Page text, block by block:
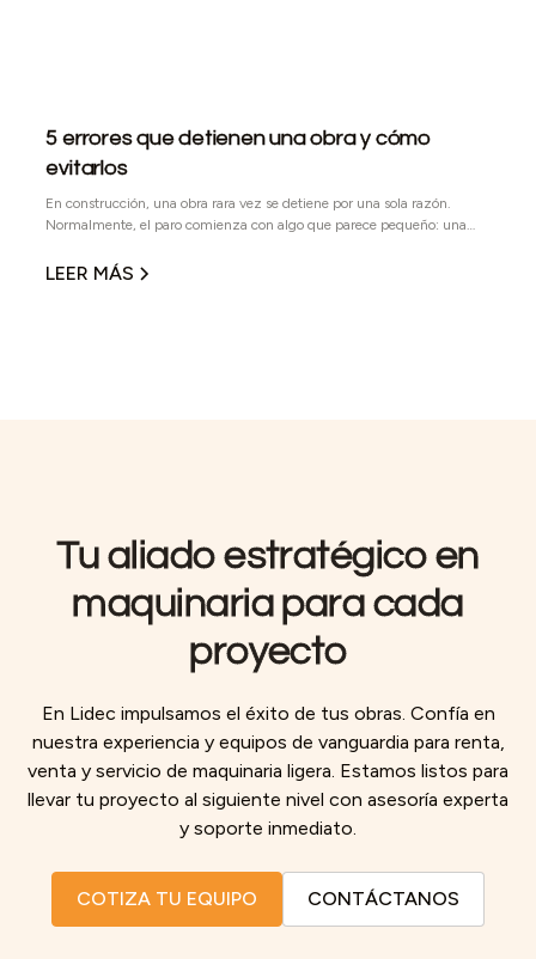
5 errores que detienen una obra y cómo
evitarlos
En construcción, una obra rara vez se detiene por una sola razón.
Normalmente, el paro comienza con algo que parece pequeño: una
no contesta o un equipo que no era el adecuado para la tarea. El
LEER MÁS
Tu aliado estratégico en
maquinaria para cada
proyecto
En Lidec impulsamos el éxito de tus obras. Confía en
nuestra experiencia y equipos de vanguardia para renta,
venta y servicio de maquinaria ligera. Estamos listos para
llevar tu proyecto al siguiente nivel con asesoría experta
y soporte inmediato.
COTIZA TU EQUIPO CONTÁCTANOS